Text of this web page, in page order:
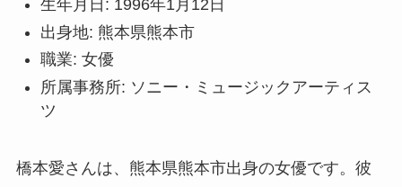
生年月日: 1996年1月12日
出身地: 熊本県熊本市
職業: 女優
所属事務所: ソニー・ミュージックアーティス
ツ
橋本愛さんは、熊本県熊本市出身の女優です。彼